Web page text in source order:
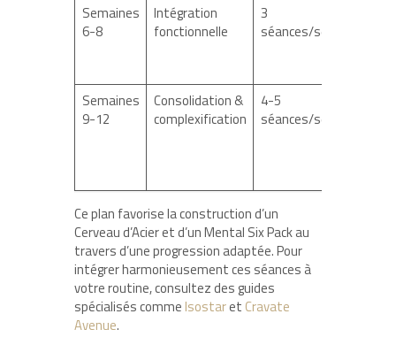
Semaines
6-8
Intégration
fonctionnelle
3
séances/semaine
Semaines
9-12
Consolidation &
complexification
4-5
séances/semaine
Ce plan favorise la construction d’un
Cerveau d’Acier et d’un Mental Six Pack au
travers d’une progression adaptée. Pour
intégrer harmonieusement ces séances à
votre routine, consultez des guides
spécialisés comme Isostaret Cravate
Avenue.